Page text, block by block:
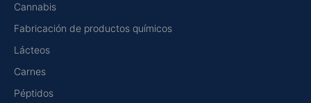
Cannabis
Fabricación de productos químicos
Lácteos
Carnes
Péptidos